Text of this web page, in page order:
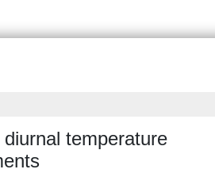
temperature